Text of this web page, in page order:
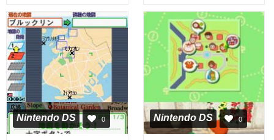
Nintendo DS 0 Nintendo DS 0